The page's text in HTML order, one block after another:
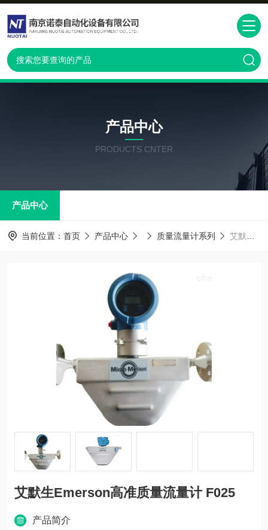
产品中心
PRODUCTS CNTER
产品中心
当前位置： 首页 产品中心 质量流量计系列 艾默生Emerson高准质量流量计 F025
艾默生Emerson高准质量流量计 F025
产品简介